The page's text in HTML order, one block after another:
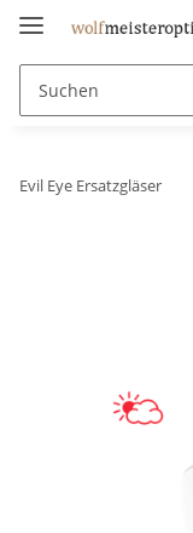
Evil Eye Ersatzgläser